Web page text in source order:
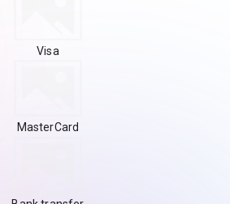
Visa
MasterCard